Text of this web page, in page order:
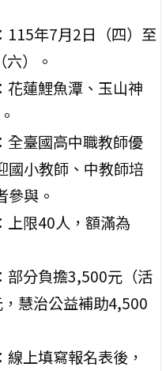
115年7月2日（四）至
）。
花蓮鯉魚潭、玉山神
全臺國高中職教師優
國小教師、中教師培
參與。
上限40人，額滿為
部分負擔3,500元（活
慧治公益補助4,500
線上填寫報名表後，